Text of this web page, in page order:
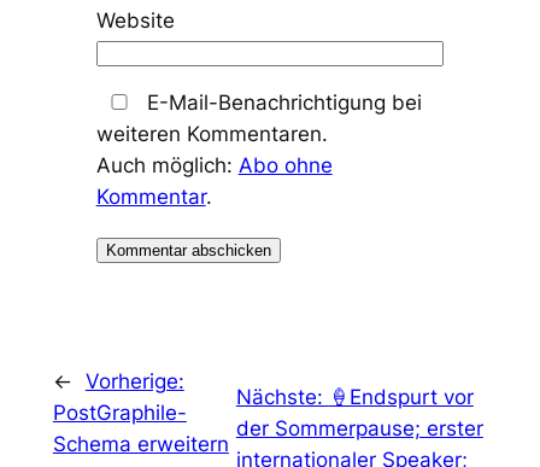
Website
E-Mail-Benachrichtigung bei
weiteren Kommentaren.
Auch möglich: Abo ohne
Kommentar.
← Vorherige:
PostGraphile-
Schema erweitern
Nächste: 🍦Endspurt vor
der Sommerpause; erster
internationaler Speaker;